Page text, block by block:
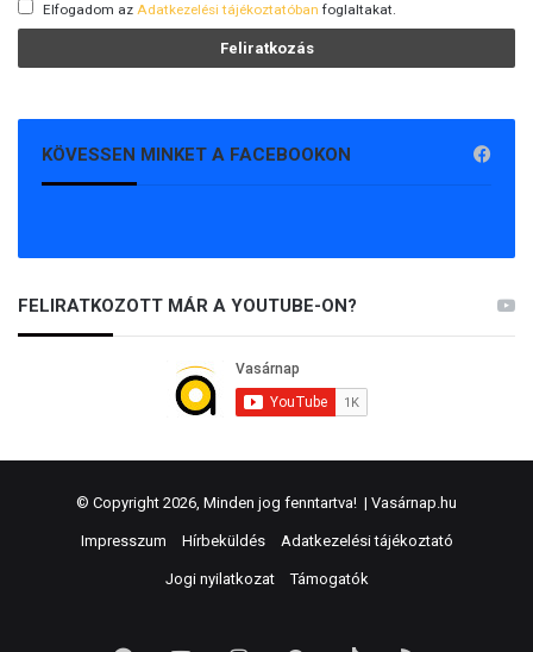
Elfogadom az Adatkezelési tájékoztatóban foglaltakat.
KÖVESSEN MINKET A FACEBOOKON
FELIRATKOZOTT MÁR A YOUTUBE-ON?
© Copyright 2026, Minden jog fenntartva! | Vasárnap.hu
Impresszum Hírbeküldés Adatkezelési tájékoztató
Jogi nyilatkozat Támogatók